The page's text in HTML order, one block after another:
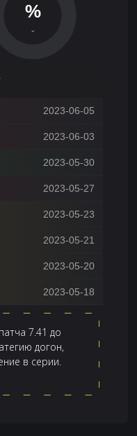
%
-
2023-06-05
2023-06-03
2023-05-30
2023-05-27
2023-05-23
2023-05-21
2023-05-20
2023-05-18
7.41 до
догон,
в серии.